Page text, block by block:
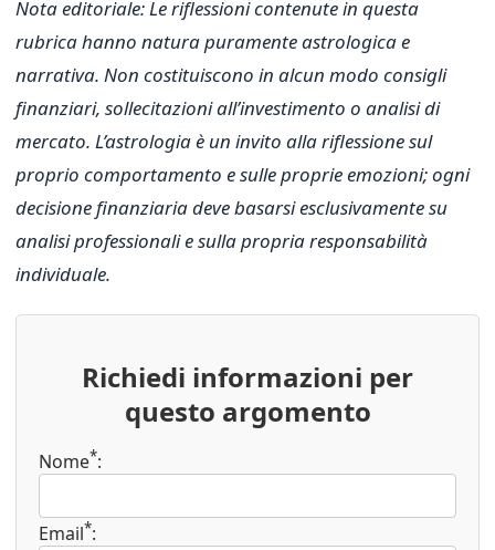
Nota editoriale: Le riflessioni contenute in questa
rubrica hanno natura puramente astrologica e
narrativa. Non costituiscono in alcun modo consigli
finanziari, sollecitazioni all’investimento o analisi di
mercato. L’astrologia è un invito alla riflessione sul
proprio comportamento e sulle proprie emozioni; ogni
decisione finanziaria deve basarsi esclusivamente su
analisi professionali e sulla propria responsabilità
individuale.
Richiedi informazioni per
questo argomento
Nome*:
Email*: